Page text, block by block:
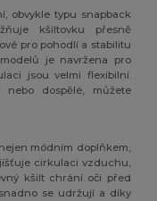
obvykle typu snapback
kšiltovku přesně
pro pohodlí a stabilitu
je navržena pro
jsou velmi flexibilní.
dospělé, můžete
módním doplňkem,
cirkulaci vzduchu,
kšilt chrání oči před
se udržují a díky